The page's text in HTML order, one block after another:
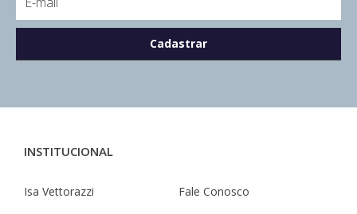
INSTITUCIONAL
Isa Vettorazzi Fale Conosco